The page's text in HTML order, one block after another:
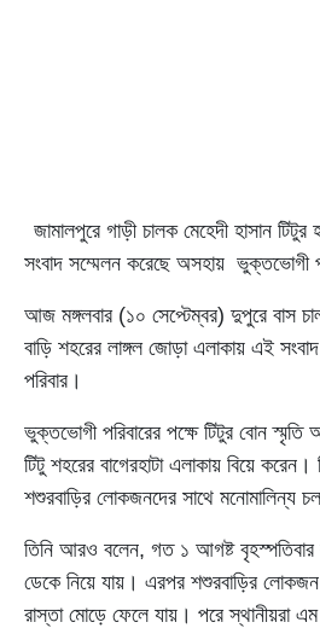
জামালপুরে গাড়ী চালক মেহেদী হাসান টিটুর
সংবাদ সম্মেলন করেছে অসহায় ভুক্তভোগী
আজ মঙ্গলবার (১০ সেপ্টেম্বর) দুপুরে বাস
বাড়ি শহরের লাঙ্গল জোড়া এলাকায় এই
পরিবার।
ভুক্তভোগী পরিবারের পক্ষে টিটুর বোন
টিটু শহরের বাগেরহাটা এলাকায় বিয়ে
শশুরবাড়ির লোকজনদের সাথে মনোমালিন্য
তিনি আরও বলেন, গত ১ আগষ্ট বৃহস্পতিবার
ডেকে নিয়ে যায়। এরপর শশুরবাড়ির লোকজন
রাস্তা মোড়ে ফেলে যায়। পরে স্থানীয়রা